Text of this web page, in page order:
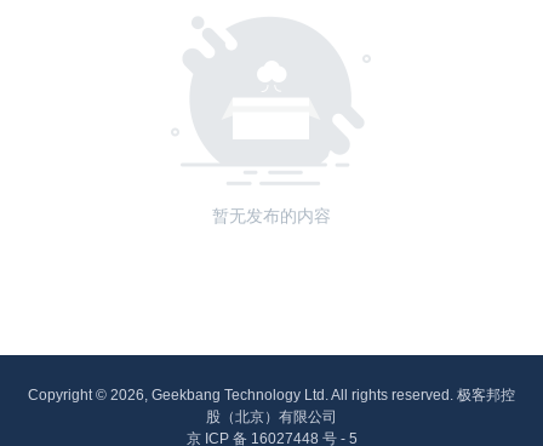
暂无发布的内容
Copyright © 2026, Geekbang Technology Ltd. All rights reserved. 极客邦控
股（北京）有限公司
京 ICP 备 16027448 号 - 5